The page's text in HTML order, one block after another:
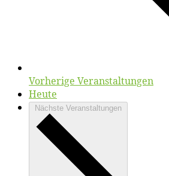
Vorherige Veranstaltungen
Heute
Nächste Veranstaltungen